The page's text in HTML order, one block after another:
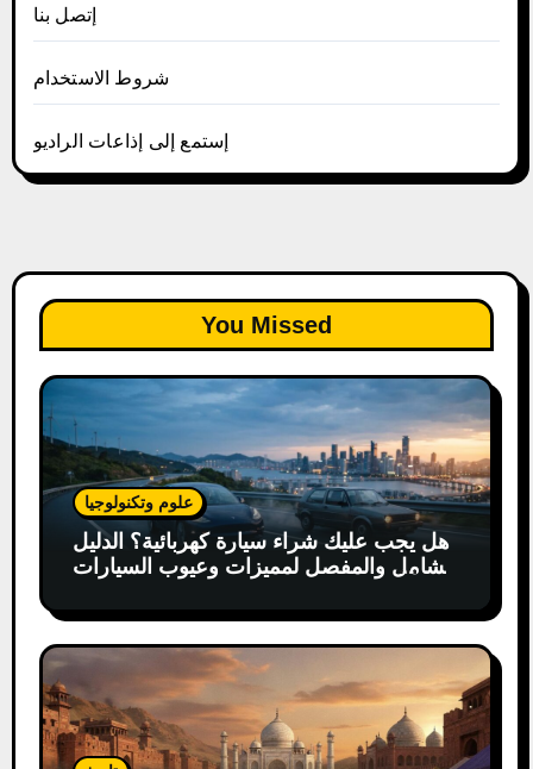
إتصل بنا
شروط الاستخدام
إستمع إلى إذاعات الراديو
You Missed
علوم وتكنولوجيا
هل يجب عليك شراء سيارة كهربائية؟ الدليل
الشامل والمفصل لمميزات وعيوب السيارات